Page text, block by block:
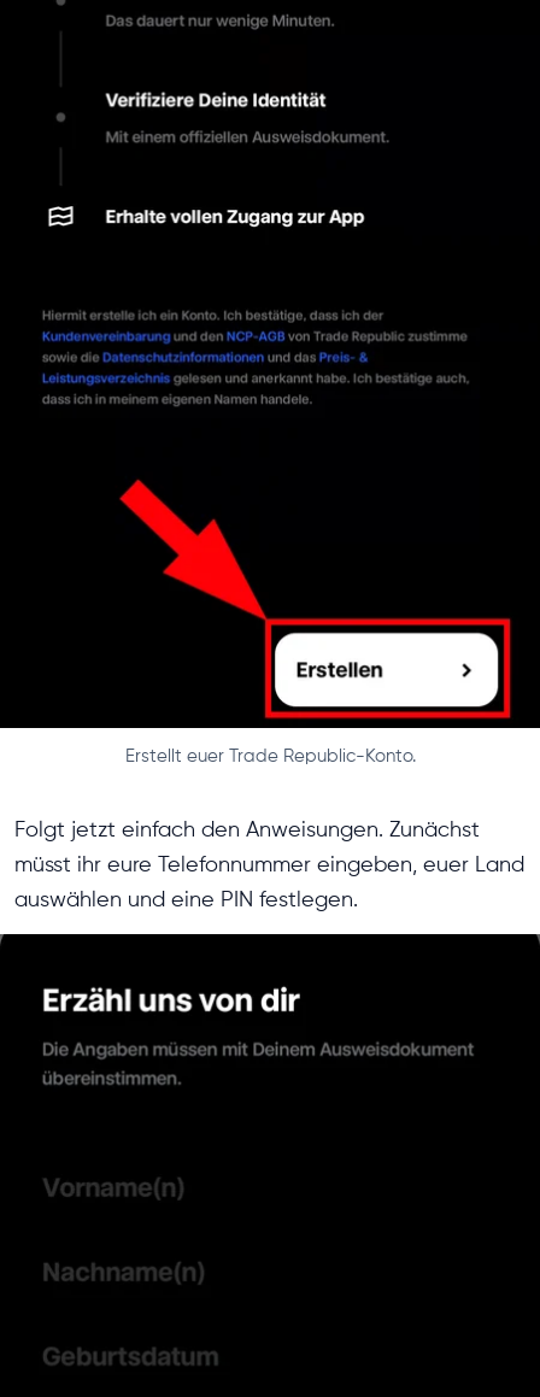
Erstellt euer Trade Republic-Konto.
Folgt jetzt einfach den Anweisungen. Zunächst
müsst ihr eure Telefonnummer eingeben, euer Land
auswählen und eine PIN festlegen.